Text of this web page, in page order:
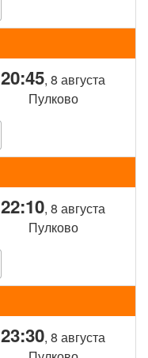
20:45, 8 августа
Пулково
22:10, 8 августа
Пулково
23:30, 8 августа